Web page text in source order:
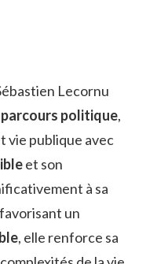
Lecornu
parcours politique,
vie publique avec
et son
à sa
un
, elle renforce sa